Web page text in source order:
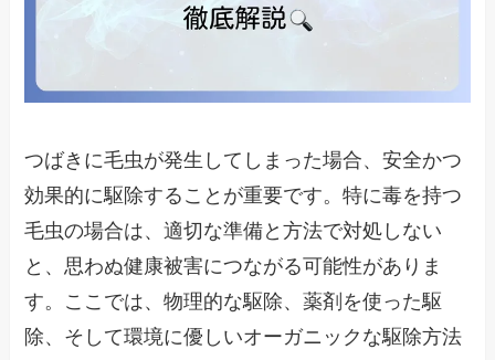
つばきに毛虫が発生してしまった場合、安全かつ
効果的に駆除することが重要です。特に毒を持つ
毛虫の場合は、適切な準備と方法で対処しない
と、思わぬ健康被害につながる可能性がありま
す。ここでは、物理的な駆除、薬剤を使った駆
除、そして環境に優しいオーガニックな駆除方法